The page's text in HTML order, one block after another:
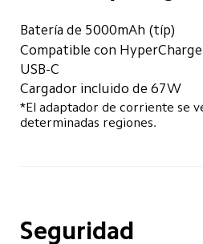
Batería de 5000mAh (típ)
Compatible con
USB-C
Cargador incluido de 67W
*El adaptador de corriente se
determinadas regiones.
Seguridad